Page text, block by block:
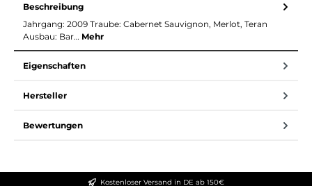
Beschreibung
Jahrgang: 2009 Traube: Cabernet Sauvignon, Merlot, Teran
Ausbau: Bar… Mehr
Eigenschaften
Hersteller
Bewertungen
Kostenloser Versand in DE ab 150€